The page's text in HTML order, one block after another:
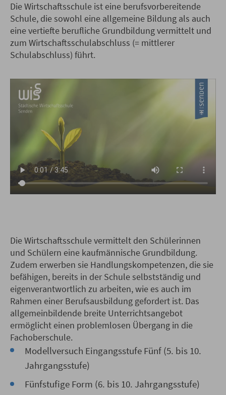
Die Wirtschaftsschule ist eine berufsvorbereitende
Schule, die sowohl eine allgemeine Bildung als auch
eine vertiefte berufliche Grundbildung vermittelt und
zum Wirtschaftsschulabschluss (= mittlerer
Schulabschluss) führt.
Die Wirtschaftsschule vermittelt den Schülerinnen
und Schülern eine kaufmännische Grundbildung.
Zudem erwerben sie Handlungskompetenzen, die sie
befähigen, bereits in der Schule selbstständig und
eigenverantwortlich zu arbeiten, wie es auch im
Rahmen einer Berufsausbildung gefordert ist. Das
allgemeinbildende breite Unterrichtsangebot
ermöglicht einen problemlosen Übergang in die
Fachoberschule.
Modellversuch Eingangsstufe Fünf (5. bis 10.
Jahrgangsstufe)
Fünfstufige Form (6. bis 10. Jahrgangsstufe)